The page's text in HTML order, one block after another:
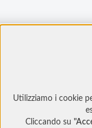
Utilizziamo i cookie
Cliccando su